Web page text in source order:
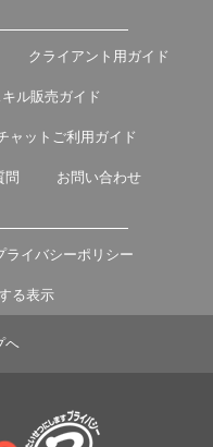
クライアント用ガイド
キル販売ガイド
ャットご利用ガイド
問 お問い合わせ
ライバシーポリシー
る表示
ヘ